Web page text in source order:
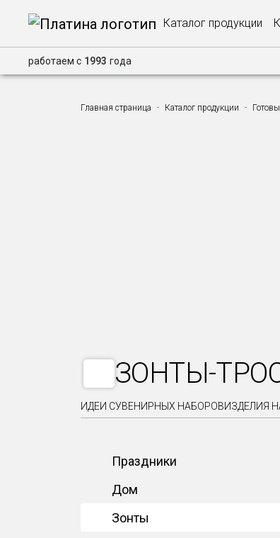
Каталог продукции
работаем с 1993 года
Главная страница Каталог продукции
ЗОНТЫ-
ИДЕИ СУВЕНИРНЫХ НАБОРОВИЗДЕЛИЯ
Праздники
Дом
Зонты